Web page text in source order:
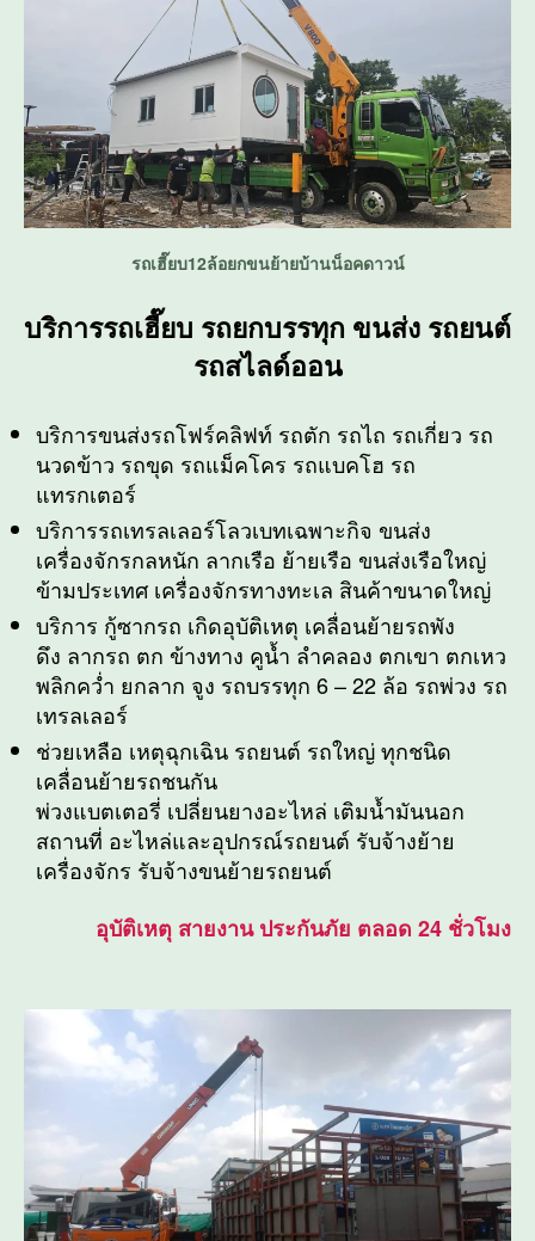
รถเฮี๊ยบ12ล้อยกขนย้ายบ้านน็อคดาวน์
บริการรถเฮี๊ยบ รถยกบรรทุก ขนส่ง รถยนต์
รถสไลด์ออน
บริการขนส่งรถโฟร์คลิฟท์ รถตัก รถไถ รถเกี่ยว รถ
นวดข้าว รถขุด รถแม็คโคร รถแบคโฮ รถ
แทรกเตอร์
บริการรถเทรลเลอร์โลวเบทเฉพาะกิจ ขนส่ง
เครื่องจักรกลหนัก ลากเรือ ย้ายเรือ ขนส่งเรือใหญ่
ข้ามประเทศ เครื่องจักรทางทะเล สินค้าขนาดใหญ่
บริการ กู้ซากรถ เกิดอุบัติเหตุ เคลื่อนย้ายรถพัง
ดึง ลากรถ ตก ข้างทาง คูน้ำ ลำคลอง ตกเขา ตกเหว
พลิกคว่ำ ยกลาก จูง รถบรรทุก 6 – 22 ล้อ รถพ่วง รถ
เทรลเลอร์
ช่วยเหลือ เหตุฉุกเฉิน รถยนต์ รถใหญ่ ทุกชนิด
เคลื่อนย้ายรถชนกัน
พ่วงแบตเตอรี่ เปลี่ยนยางอะไหล่ เติมน้ำมันนอก
สถานที่ อะไหล่และอุปกรณ์รถยนต์ รับจ้างย้าย
เครื่องจักร รับจ้างขนย้ายรถยนต์
อุบัติเหตุ สายงาน ประกันภัย ตลอด 24 ชั่วโมง